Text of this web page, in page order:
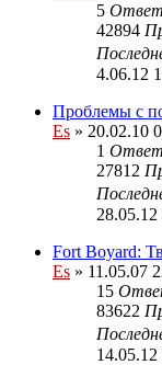
5
42894
4.06.12
Проблемы с
Es » 20.02.10
1
27812
28.05.12
Fort Boyard:
Es » 11.05.07
15
83622
14.05.12